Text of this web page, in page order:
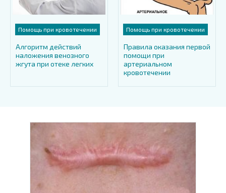
Помощь при кровотечении
Алгоритм действий
наложения венозного
жгута при отеке легких
Помощь при кровотечении
Правила оказания первой
помощи при
артериальном
кровотечении